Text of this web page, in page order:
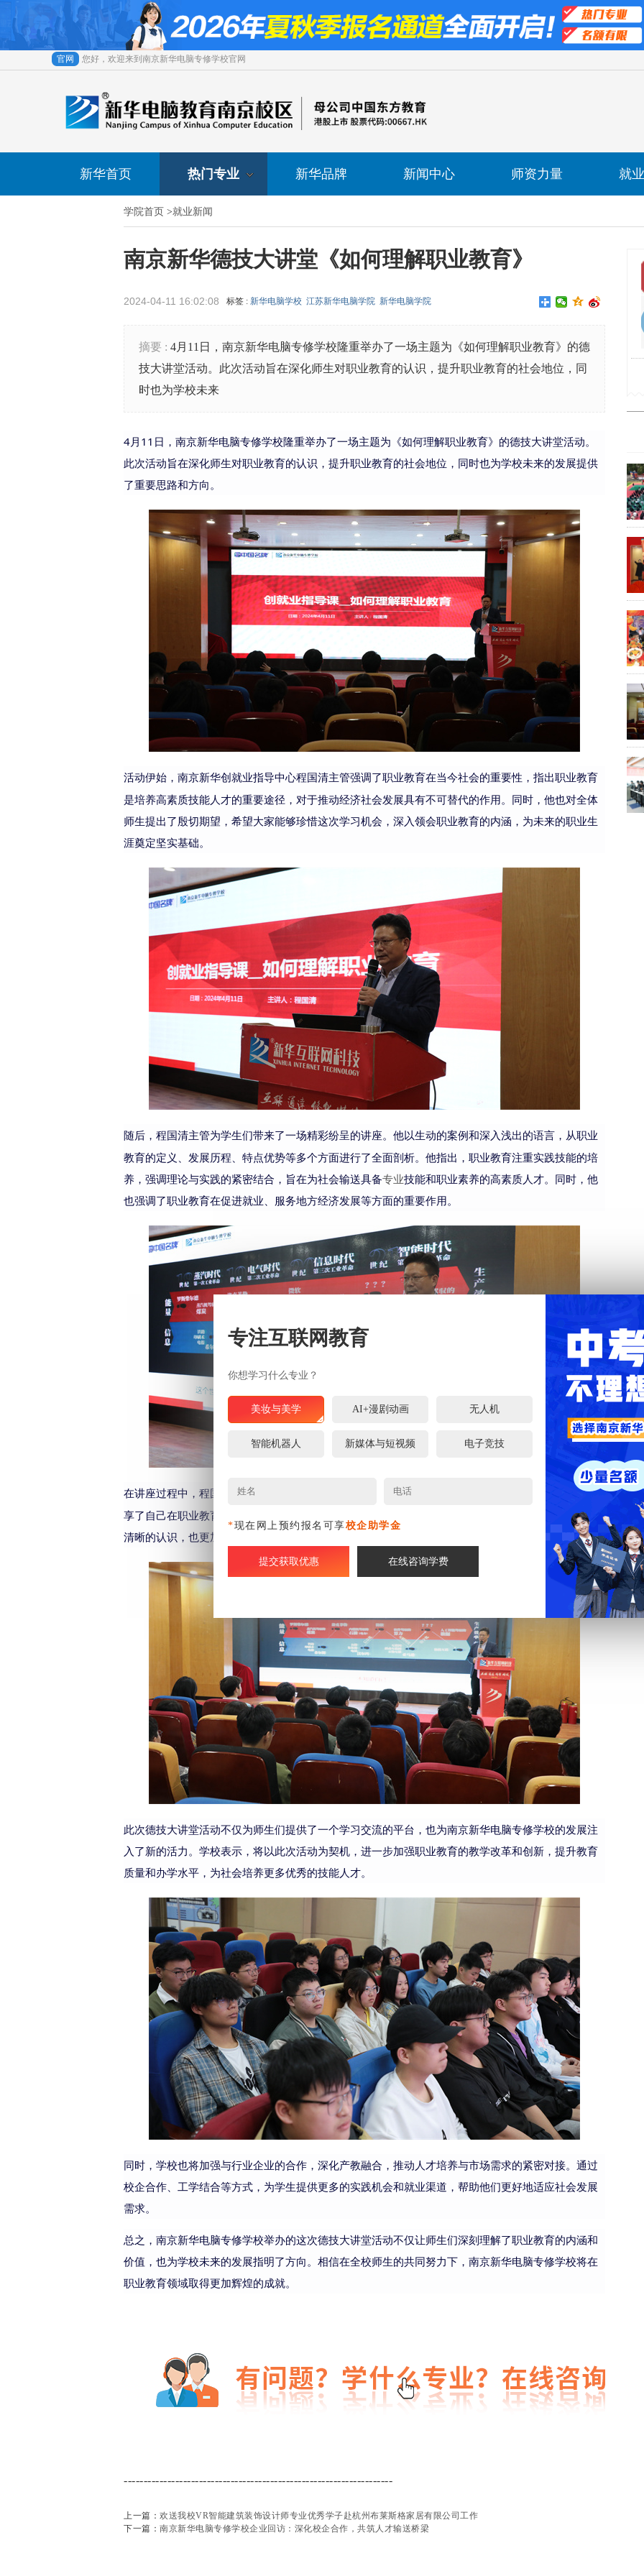
官网 您好，欢迎来到南京新华电脑专修学校官网
新华首页 热门专业 新华品牌 新闻中心 师资力量 就
学院首页 >就业新闻
南京新华德技大讲堂《如何理解职业教育》
2024-04-11 16:02:08 标签 : 新华电脑学校 江苏新华电脑学院 新华电脑学院
摘要 : 4月11日，南京新华电脑专修学校隆重举办了一场主题为《如何理解职业教育》的德
技大讲堂活动。此次活动旨在深化师生对职业教育的认识，提升职业教育的社会地位，同
时也为学校未来
4月 11 日，南京新华电脑专修学校隆重举办了一场主题为《如何理解职业教育》的德技大讲堂活动。
此次活动旨在深化师生对职业教育的认识，提升职业教育的社会地位，同时也为学校未来的发展提供
了重要思路和方向。
活动伊始， 南京新华创就业指导中心程国清主管强调了职业教育在当今社会的重要性，指出职业教育
是培养高素质技能人才的重要途径，对于推动经济社会发展具有不可替代的作用。同时，他也对全体
师生提出了殷切期望，希望大家能够珍惜这次学习机会，深入领会职业教育的内涵，为未来的职业生
涯奠定坚实基础。
随后， 程国清主管为学生们带来了一场精彩纷呈的讲座。他以生动的案例和深入浅出的语言，从职业
教育的定义、发展历程、特点优势等多个方面进行了全面剖析。他指出，职业教育注重实践技能的培
养，强调理论与实践的紧密结合，旨在为社会输送具备专业技能和职业素养的高素质人才。同时，他
也强调了职业教育在促进就业、服务地方经济发展等方面的重要作用。
在讲座过程中， 程国清主管还与
生们进行了互动交流。他耐心解答了大家关于职业教育的疑问，分
享了自己在职业教育领域的经验和见解。师生们纷纷表示，通过此次讲座，他们对职业教育有了更加
清晰的认识，也更加坚定了投身职业教育的信心和决心。
此次德技大讲堂活动不仅为师生们提供了一个学习交流的平台，也为南京新华电脑专修学校的发展注
入了新的活力。学校表示，将以此次活动为契机，进一步加强职业教育的教学改革和创新，提升教育
质量和办学水平，为社会培养更多优秀的技能人才。
同时，学校也将加强与行业企业的合作，深化产教融合，推动人才培养与市场需求的紧密对接。通过
校企合作、工学结合等方式，为学生提供更多的实践机会和就业渠道，帮助他们更好地适应社会发展
需求。
总之，南京新华电脑专修学校举办的这次德技大讲堂活动不仅让师生们深刻理解了职业教育的内涵和
价值，也为学校未来的发展指明了方向。相信在全校师生的共同努力下，南京新华电脑专修学校将在
职业教育领域取得更加辉煌的成就。
--------------------------------------------------------------------
上一篇： 欢送我校VR智能建筑装饰设计师专业优秀学子赴杭州布莱斯格家居有限公司工作
下一篇： 南京新华电脑专修学校企业回访：深化校企合作，共筑人才输送桥梁
专注互联网教育
你想学习什么专业？
美妆与美学 AI+漫剧动画 无人机
智能机器人 新媒体与短视频 电子竞技
*现在网上预约报名可享校企助学金
在线咨询学费